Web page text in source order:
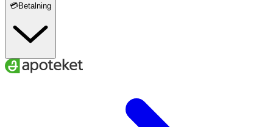
💳Betalning